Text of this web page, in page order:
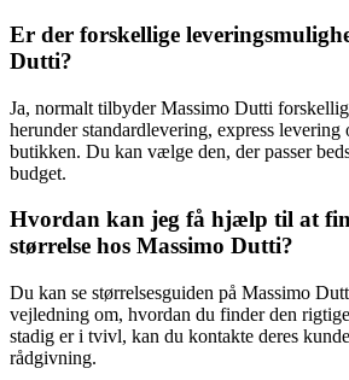
Er der forskellige
Dutti?
Ja, normalt tilbyder Massimo Dutti
herunder standardlevering, express levering
butikken. Du kan vælge den, der passer
budget.
Hvordan kan jeg få hjælp til at
størrelse hos Massimo Dutti?
Du kan se størrelsesguiden på Massimo
vejledning om, hvordan du finder den
stadig er i tvivl, kan du kontakte deres
rådgivning.